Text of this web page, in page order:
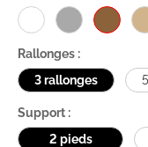
Rallonges :
3 rallonges
Support :
2 pieds